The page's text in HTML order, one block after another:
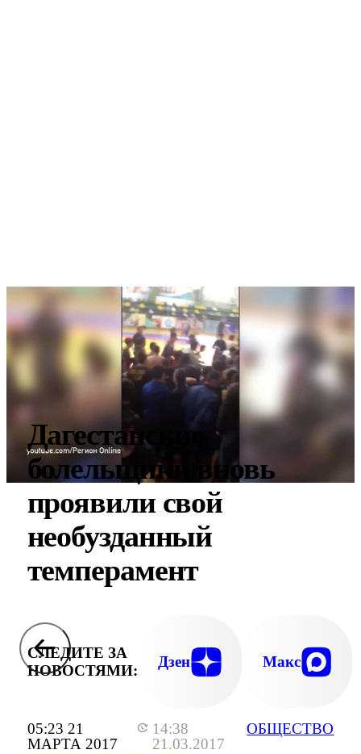
05:23 21
МАРТА 2017
14:38
21.03.2017
ОБЩЕСТВО
Дагестанские
болельщики вновь
проявили свой
необузданный
темперамент
СЛЕДИТЕ ЗА
НОВОСТЯМИ:
Дзен Макс